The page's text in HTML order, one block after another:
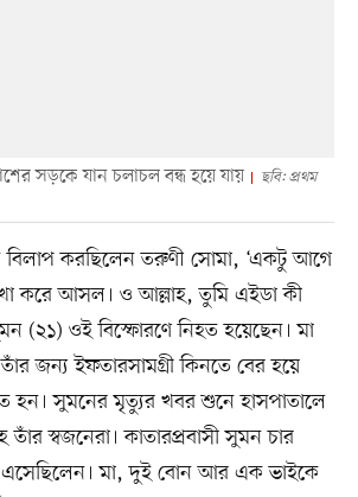
সড়কে যান চলাচল বন্ধ হয়ে যায়
ছবি: প্রথম
বিলাপ করছিলেন তরুণী সোমা, ‘একটু আগে
করে আসল। ও আল্লাহ, তুমি এইডা কী
(২১) ওই বিস্ফোরণে নিহত হয়েছেন। মা
জন্য ইফতারসামগ্রী কিনতে বের হয়ে
হন। সুমনের মৃত্যুর খবর শুনে হাসপাতালে
স্বজনেরা। কাতারপ্রবাসী সুমন চার
এসেছিলেন। মা, দুই বোন আর এক ভাইকে